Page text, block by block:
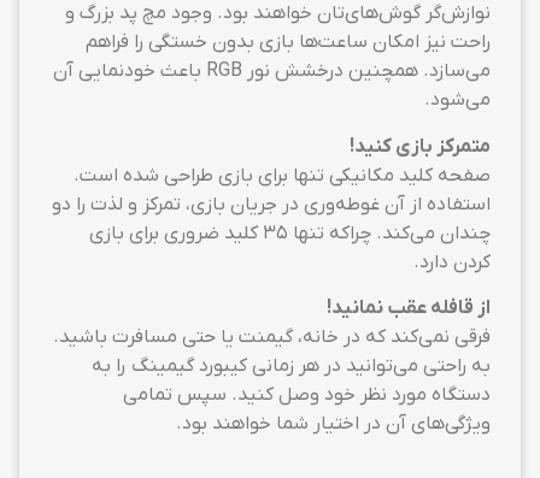
نوازش‌گر گوش‌های‌تان خواهند بود. وجود مچ پد بزرگ و
راحت نیز امکان ساعت‌ها بازی بدون خستگی را فراهم
می‌سازد. همچنین درخشش نور RGB باعث خودنمایی آن
می‌شود.
متمرکز بازی کنید!
صفحه کلید مکانیکی تنها برای بازی طراحی شده است.
استفاده از آن غوطه‌وری در جریان بازی، تمرکز و لذت را دو
چندان می‌کند. چراکه تنها ۳۵ کلید ضروری برای بازی
کردن دارد.
از قافله عقب نمانید!
فرقی نمی‌کند که در خانه، گیمنت یا حتی مسافرت باشید.
به راحتی می‌توانید در هر زمانی کیبورد گیمینگ را به
دستگاه مورد نظر خود وصل کنید. سپس تمامی
ویژگی‌های آن در اختیار شما خواهند بود.